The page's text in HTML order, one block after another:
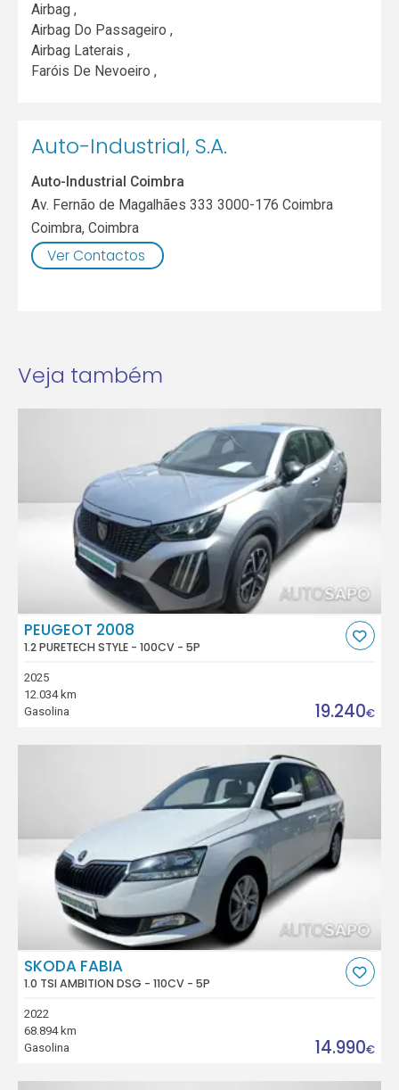
Airbag ,
Airbag Do Passageiro ,
Airbag Laterais ,
Faróis De Nevoeiro ,
Auto-Industrial, S.A.
Auto-Industrial Coimbra
Av. Fernão de Magalhães 333 3000-176 Coimbra
Coimbra,Coimbra
Ver Contactos
Veja também
PEUGEOT 2008
1.2 PURETECH STYLE - 100CV - 5P
2025
12.034 km
Gasolina
19.240€
SKODA FABIA
1.0 TSI AMBITION DSG - 110CV - 5P
2022
68.894 km
Gasolina
14.990€